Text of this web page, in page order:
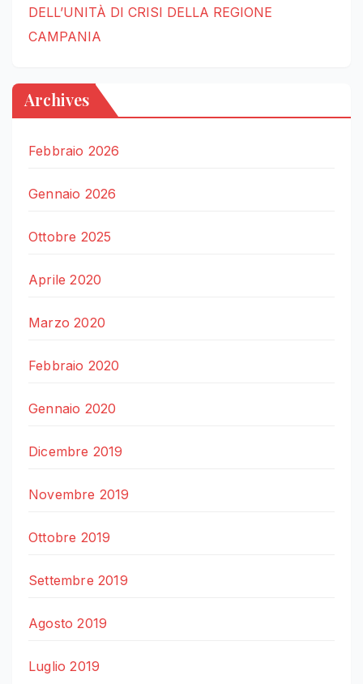
DELL’UNITÀ DI CRISI DELLA REGIONE
CAMPANIA
Archives
Febbraio 2026
Gennaio 2026
Ottobre 2025
Aprile 2020
Marzo 2020
Febbraio 2020
Gennaio 2020
Dicembre 2019
Novembre 2019
Ottobre 2019
Settembre 2019
Agosto 2019
Luglio 2019